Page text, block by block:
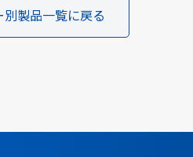
別製品一覧に戻る